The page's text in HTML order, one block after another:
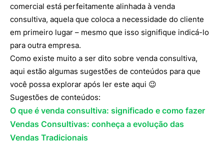
comercial está perfeitamente alinhada à venda
consultiva, aquela que coloca a necessidade do cliente
em primeiro lugar – mesmo que isso signifique indicá-lo
para outra empresa.
Como existe muito a ser dito sobre venda consultiva,
aqui estão algumas sugestões de conteúdos para que
você possa explorar após ler este aqui 😉
Sugestões de conteúdos:
O que é venda consultiva: significado e como fazer
Vendas Consultivas: conheça a evolução das
Vendas Tradicionais